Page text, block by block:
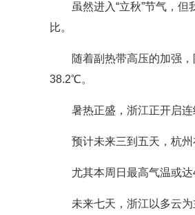
虽然进入“立秋”节气，
比。
随着副热带高压的加强
38.2℃。
暑热正盛，浙江正开启
预计未来三到五天，杭
尤其本周日最高气温或
未来七天，浙江以多云